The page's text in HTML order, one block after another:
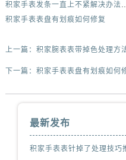
积家手表发条一直
积家手表表盘有划痕如何修复
上一篇： 积家腕表表带掉色处理方
下一篇： 积家手表表盘有划痕如何
最新发布
积家手表表针掉了处理技巧